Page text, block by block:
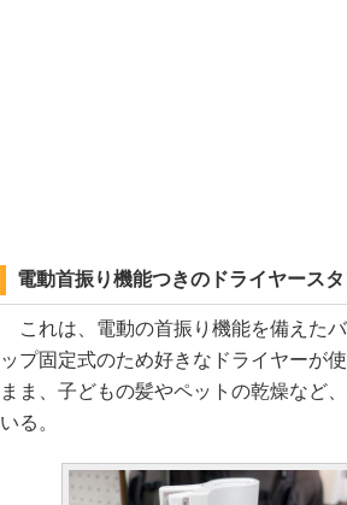
電動首振り機能つきのドライヤース
これは、電動の首振り機能を備えた
ップ固定式のため好きなドライヤーが
まま、子どもの髪やペットの乾燥など
いる。